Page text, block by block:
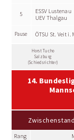
5
ESSV Lustenau
UEV Thalgau
Pause ÖTSU St. Veit i.
Horst Tucho
Salzburg
(Schiedsrichter)
14.
Rang